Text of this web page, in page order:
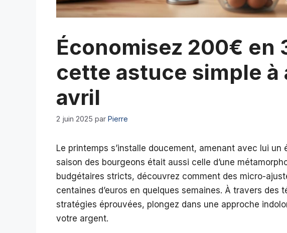
Économisez 200€ en
cette astuce simple à
avril
2 juin 2025 par Pierre
Le printemps s’installe doucement, amenant avec lui un
saison des bourgeons était aussi celle d’une
budgétaires stricts, découvrez comment des micro-
centaines d’euros en quelques semaines. À travers des
stratégies éprouvées, plongez dans une approche
votre argent.